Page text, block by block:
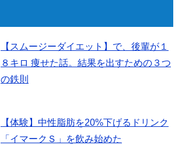
e
【スムージーダイエット】で、後輩が１
８キロ 痩せた話。結果を出すための３つ
の鉄則
【体験】中性脂肪を20%下げるドリンク
「イマークＳ」を飲み始めた